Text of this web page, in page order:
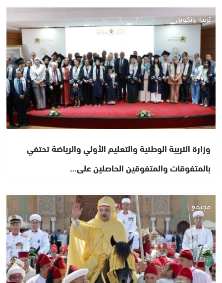
تربية وتكوين
وزارة التربية الوطنية والتعليم الأولي والرياضة تحتفي
بالمتفوقات والمتفوقين الحاصلين على…
مجتمع